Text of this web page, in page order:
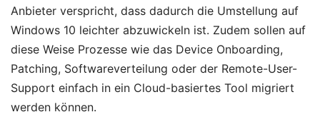
Anbieter verspricht, dass dadurch die Umstellung auf
Windows 10 leichter abzuwickeln ist. Zudem sollen auf
diese Weise Prozesse wie das Device Onboarding,
Patching, Softwareverteilung oder der Remote-User-
Support einfach in ein Cloud-basiertes Tool migriert
werden können.